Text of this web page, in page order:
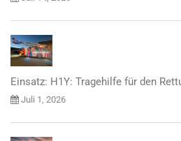
Einsatz: H1Y: Tragehilfe für den
Juli 1, 2026